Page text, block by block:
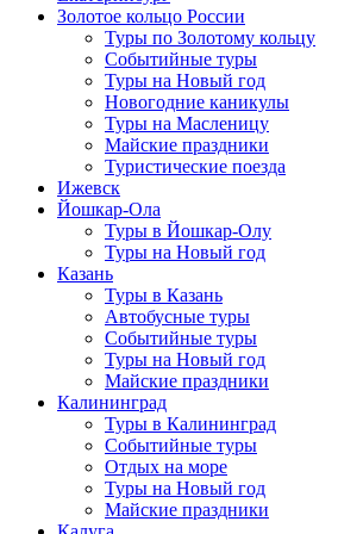
Золотое кольцо России
Туры по Золотому кольцу
Событийные туры
Туры на Новый год
Новогодние каникулы
Туры на Масленицу
Майские праздники
Туристические поезда
Ижевск
Йошкар-Ола
Туры в Йошкар-Олу
Туры на Новый год
Казань
Туры в Казань
Автобусные туры
Событийные туры
Туры на Новый год
Майские праздники
Калининград
Туры в Калининград
Событийные туры
Отдых на море
Туры на Новый год
Майские праздники